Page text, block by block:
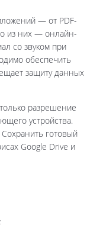
— от PDF-
из них — онлайн-
со звуком при
обеспечить
защиту данных
разрешение
устройства.
готовый
Google Drive и